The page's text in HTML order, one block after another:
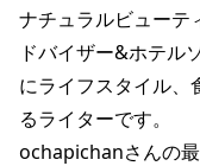
ナチュラルビューテ
ドバイザー&ホテル
にライフスタイル、
るライターです。
ochapichanさんの